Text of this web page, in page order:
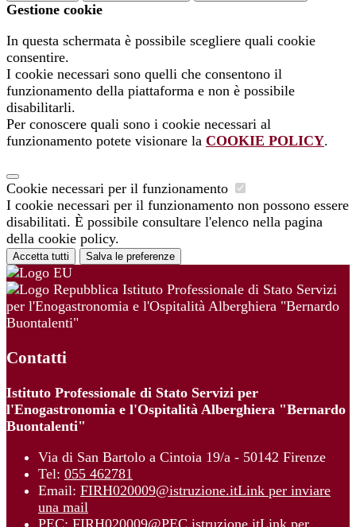
Gestione cookie
In questa schermata è possibile scegliere quali cookie
consentire.
I cookie necessari sono quelli che consentono il
funzionamento della piattaforma e non è possibile
disabilitarli.
Per conoscere quali sono i cookie necessari al
funzionamento potete visionare la COOKIE POLICY.
Cookie necessari per il funzionamento
I cookie necessari per il funzionamento non possono essere
disabilitati. È possibile consultare l'elenco nella pagina
della cookie policy.
Accetta tutti Salva le preferenze
Istituto Professionale di Stato Servizi
per l'Enogastronomia e l'Ospitalità Alberghiera "Bernardo
Buontalenti"
Contatti
Istituto Professionale di Stato Servizi per
l'Enogastronomia e l'Ospitalità Alberghiera "Bernardo
Buontalenti"
Via di San Bartolo a Cintoia 19/a - 50142 Firenze
Tel: 055 462781
Email: FIRH020009@istruzione.itLink per inviare
una mail
PEC: FIRH020009@PEC.istruzione.itLink per